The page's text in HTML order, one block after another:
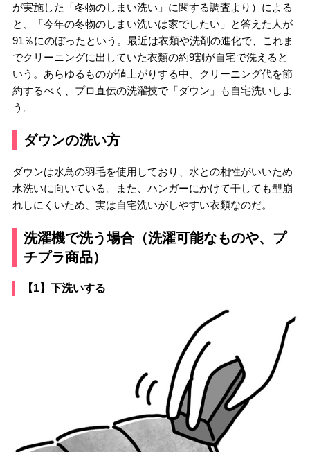
が実施した「冬物のしまい洗い」に関する調査より）による
と、「今年の冬物のしまい洗いは家でしたい」と答えた人が
91％にのぼったという。最近は衣類や洗剤の進化で、これま
でクリーニングに出していた衣類の約9割が自宅で洗えると
いう。あらゆるものが値上がりする中、クリーニング代を節
約するべく、プロ直伝の洗濯技で「ダウン」も自宅洗いしよ
う。
ダウンの洗い方
ダウンは水鳥の羽毛を使用しており、水との相性がいいため
水洗いに向いている。また、ハンガーにかけて干しても型崩
れしにくいため、実は自宅洗いがしやすい衣類なのだ。
洗濯機で洗う場合（洗濯可能なものや、プ
チプラ商品）
【1】下洗いする